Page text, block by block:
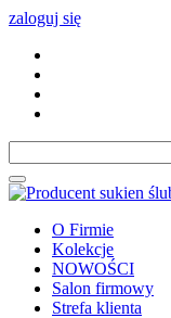
zaloguj się
O Firmie
Kolekcje
NOWOŚCI
Salon firmowy
Strefa klienta